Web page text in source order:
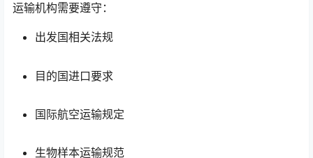
运输机构需要遵守：
出发国相关法规
目的国进口要求
国际航空运输规定
生物样本运输规范